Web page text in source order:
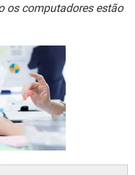
os computadores estão